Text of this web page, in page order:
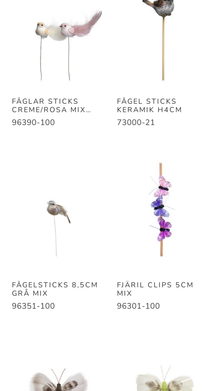
FÅGLAR STICKS
CREME/ROSA MIX
B11CM
96390-100
FÅGEL STICKS
KERAMIK H4CM
73000-21
FÅGELSTICKS 8,5CM
GRÅ MIX
96351-100
FJÄRIL CLIPS 5CM
MIX
96301-100